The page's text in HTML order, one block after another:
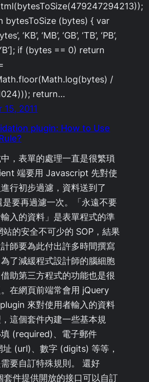
bytesToSize (bytes) { var
‘KB’, ‘MB’, ‘GB’, ‘TB’, ‘PB’,
‘YB’]; if (bytes == 0) return
/
return…
15, 2011
plugin: How to Use
，表單的處理一直是很繁瑣
端要用 Javascript 先對使
行初步過濾，資料送到了
要再過濾一次。「永遠不要
入的資料」是表單程式的準
站的安全不可少的 SOP，結果
師要為此付出許多時間撰寫
了減緩程式設計師的腦細胞
助第三方程式的功能也是很
在網頁前端常會用 jQuery
來對使用者輸入的資料
這個套件內建一些基本規
(required)、電子郵件
(url)、數字 (digits) 等等，
要自訂特殊規則。 還好
套件提供開放的接口可以自訂